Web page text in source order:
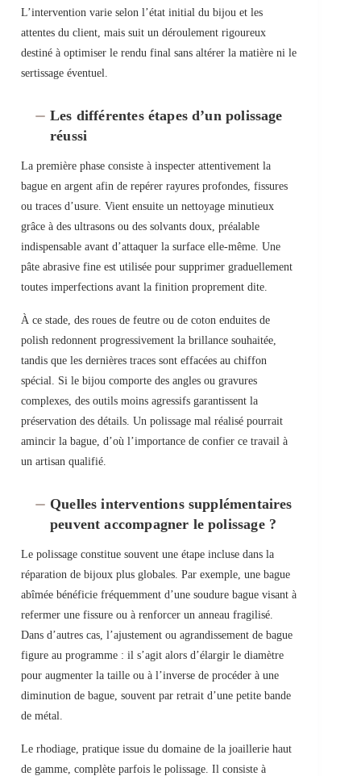
L’intervention varie selon l’état initial du bijou et les
attentes du client, mais suit un déroulement rigoureux
destiné à optimiser le rendu final sans altérer la matière ni le
sertissage éventuel.
Les différentes étapes d’un polissage
réussi
La première phase consiste à inspecter attentivement la
bague en argent afin de repérer rayures profondes, fissures
ou traces d’usure. Vient ensuite un nettoyage minutieux
grâce à des ultrasons ou des solvants doux, préalable
indispensable avant d’attaquer la surface elle-même. Une
pâte abrasive fine est utilisée pour supprimer graduellement
toutes imperfections avant la finition proprement dite.
À ce stade, des roues de feutre ou de coton enduites de
polish redonnent progressivement la brillance souhaitée,
tandis que les dernières traces sont effacées au chiffon
spécial. Si le bijou comporte des angles ou gravures
complexes, des outils moins agressifs garantissent la
préservation des détails. Un polissage mal réalisé pourrait
amincir la bague, d’où l’importance de confier ce travail à
un artisan qualifié.
Quelles interventions supplémentaires
peuvent accompagner le polissage ?
Le polissage constitue souvent une étape incluse dans la
réparation de bijoux plus globales. Par exemple, une bague
abîmée bénéficie fréquemment d’une soudure bague visant à
refermer une fissure ou à renforcer un anneau fragilisé.
Dans d’autres cas, l’ajustement ou agrandissement de bague
figure au programme : il s’agit alors d’élargir le diamètre
pour augmenter la taille ou à l’inverse de procéder à une
diminution de bague, souvent par retrait d’une petite bande
de métal.
Le rhodiage, pratique issue du domaine de la joaillerie haut
de gamme, complète parfois le polissage. Il consiste à